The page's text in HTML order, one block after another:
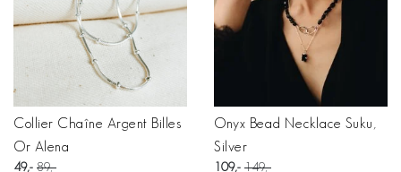
Collier Chaîne Argent Billes
Or Alena
49 89
Onyx Bead Necklace Suku,
Silver
109 149